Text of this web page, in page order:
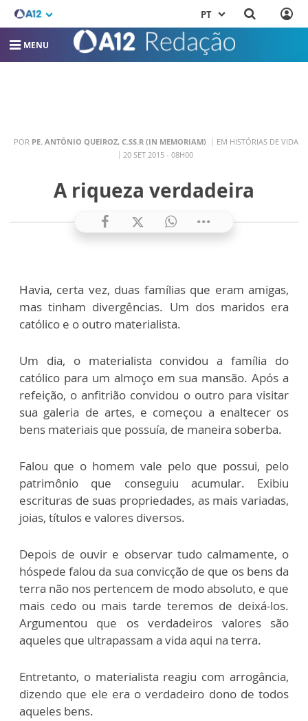
PT
MENU
POR PE. ANTÔNIO QUEIROZ, C.SS.R (IN MEMORIAM)
EM HISTÓRIAS DE VIDA
20 SET 2015 - 08H00
A riqueza verdadeira
Havia, certa vez, duas famílias que eram amigas,
mas tinham divergências. Um dos maridos era
católico e o outro materialista.
Um dia, o materialista convidou a família do
católico para um almoço em sua mansão. Após a
refeição, o anfitrião convidou o outro para visitar
sua galeria de artes, e começou a enaltecer os
bens materiais que possuía, de maneira soberba.
Falou que o homem vale pelo que possui, pelo
patrimônio que conseguiu acumular. Exibiu
escrituras de suas propriedades, as mais variadas,
joias, títulos e valores diversos.
Depois de ouvir e observar tudo calmamente, o
hóspede falou da sua convicção de que os bens da
terra não nos pertencem de modo absoluto, e que
mais cedo ou mais tarde teremos de deixá-los.
Argumentou que os verdadeiros valores são
aqueles que ultrapassam a vida aqui na terra.
Entretanto, o materialista reagiu com arrogância,
dizendo que ele era o verdadeiro dono de todos
aqueles bens.